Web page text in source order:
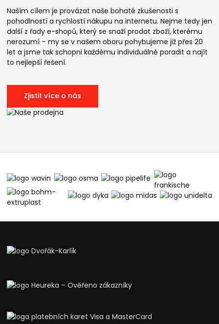
Naším cílem je provázat naše bohaté zkušenosti s
pohodlností a rychlostí nákupu na internetu. Nejme tedy jen
další z řady e-shopů, který se snaží prodat zboží, kterému
nerozumí – my se v našem oboru pohybujeme již přes 20
let a jsme tak schopni každému individuálně poradit a najít
to nejlepší řešení.
Zjistit více o nás